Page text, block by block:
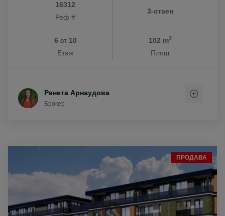
16312
Реф #
3-стаен
6 от10
Етаж
102 m2
Площ
Ренета Арнаудова
Брокер
ПРОДАВА